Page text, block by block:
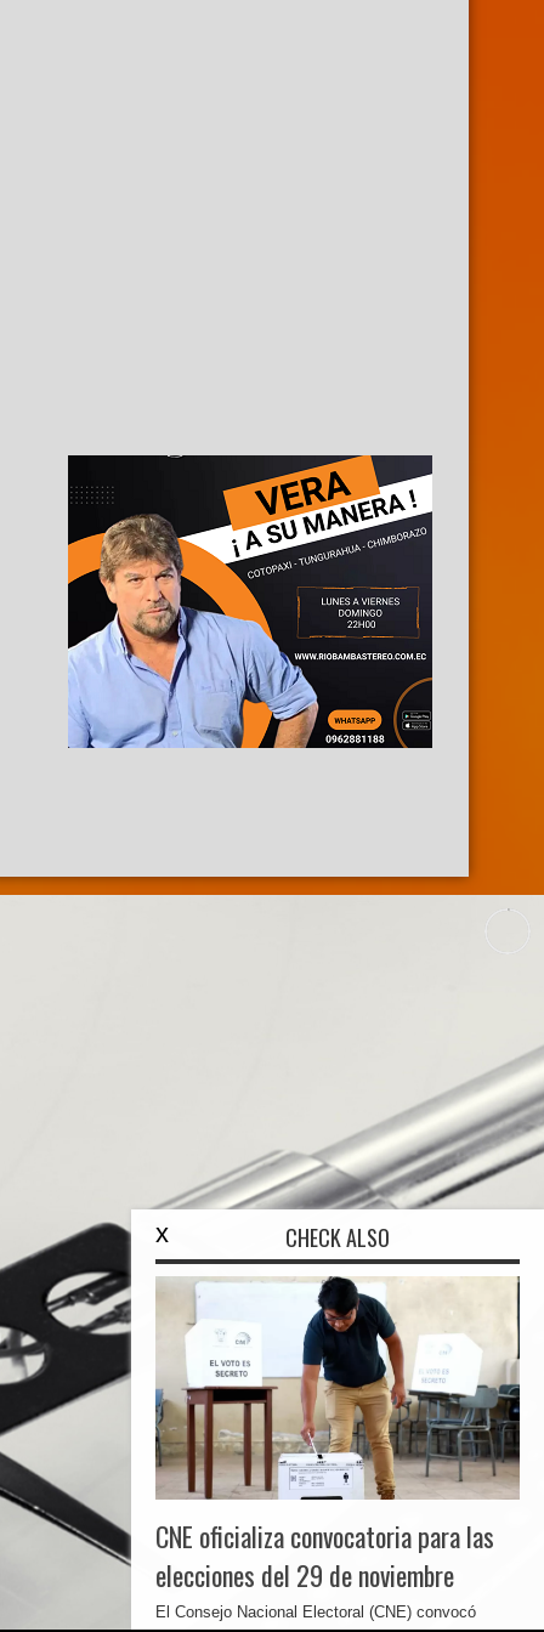
x CHECK ALSO
CNE oficializa convocatoria para las
elecciones del 29 de noviembre
El Consejo Nacional Electoral (CNE) convocó